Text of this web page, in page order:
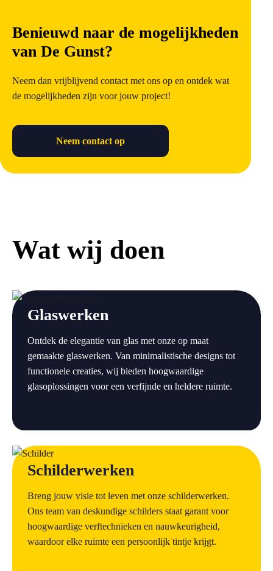
Benieuwd naar de mogelijkheden
van De Gunst?
Neem dan vrijblijvend contact met ons op en ontdek wat
de mogelijkheden zijn voor jouw project!
Neem contact op
Wat wij doen
Glaswerken
Ontdek de elegantie van glas met onze op maat
gemaakte glaswerken. Van minimalistische designs tot
functionele creaties, wij bieden hoogwaardige
glasoplossingen voor een verfijnde en heldere ruimte.
a
Schilderwerken
Breng jouw visie tot leven met onze schilderwerken.
Ons team van deskundige schilders staat garant voor
hoogwaardige verftechnieken en nauwkeurigheid,
waardoor elke ruimte een persoonlijk tintje krijgt.
a